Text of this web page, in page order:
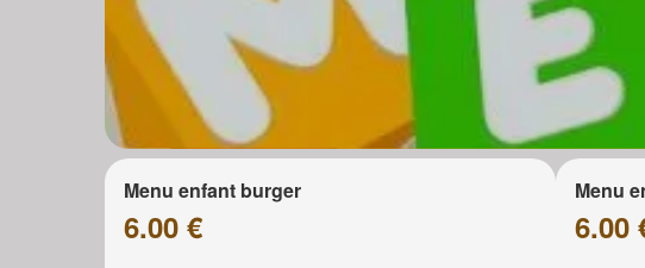
Menu enfant burger
6.00 €
Menu
6.00